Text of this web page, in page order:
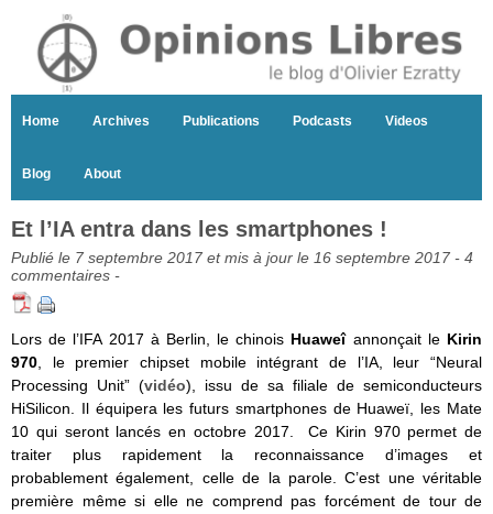
Home Archives Publications Podcasts Videos
Blog About
Et l’IA entra dans les smartphones !
Publié le 7 septembre 2017 et mis à jour le 16 septembre 2017 - 4
commentaires -
Lors de l’IFA 2017 à Berlin, le chinois Huaweî annonçait le Kirin
970 , le premier chipset mobile intégrant de l’IA, leur “Neural
Processing Unit” (vidéo), issu de sa filiale de semiconducteurs
HiSilicon. Il équipera les futurs smartphones de Huaweï, les Mate
10 qui seront lancés en octobre 2017. Ce Kirin 970 permet de
traiter plus rapidement la reconnaissance d’images et
probablement également, celle de la parole. C’est une véritable
première même si elle ne comprend pas forcément de tour de